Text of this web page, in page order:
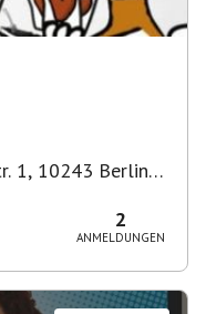
1, 10243 Berlin-
2
ANMELDUNGEN